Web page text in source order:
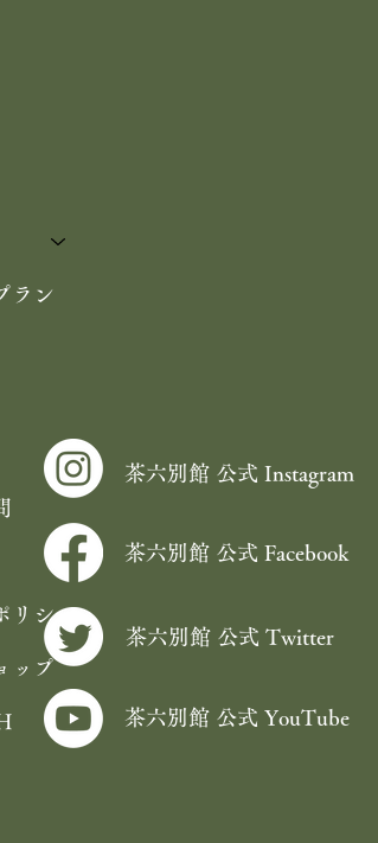
ラン
リシー
ップ
茶六別館 公式 Instagram
茶六別館 公式 Facebook
茶六別館 公式 Twitter
茶六別館 公式 YouTube